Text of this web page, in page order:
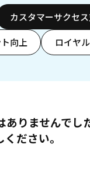
カスタマーサクセ
向上 ロイヤ
りませんでし
ださい。